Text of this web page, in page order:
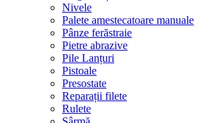
Nivele
Palete amestecatoare manuale
Pânze ferăstraie
Pietre abrazive
Pile Lanțuri
Pistoale
Presostate
Reparații filete
Rulete